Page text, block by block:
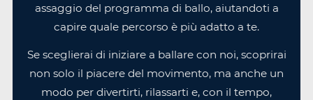
assaggio del programma di ballo, aiutandoti a
capire quale percorso è più adatto a te.
Se sceglierai di iniziare a ballare con noi, scoprirai
non solo il piacere del movimento, ma anche un
modo per divertirti, rilassarti e, con il tempo,